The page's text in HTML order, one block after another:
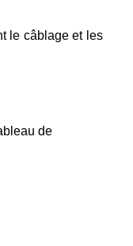
le câblage et les
de